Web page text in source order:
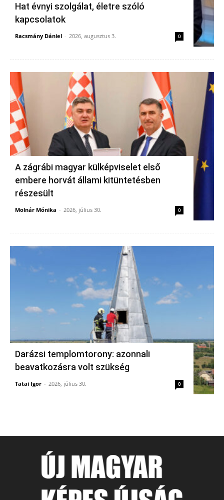
Hat évnyi szolgálat, életre szóló
kapcsolatok
Racsmány Dániel - 2026, augusztus 3. 0
A zágrábi magyar külképviselet első
embere horvát állami kitüntetésben
részesült
Molnár Mónika - 2026, július 30. 0
Darázsi templomtorony: azonnali
beavatkozásra volt szükség
Tatai Igor - 2026, július 30. 0